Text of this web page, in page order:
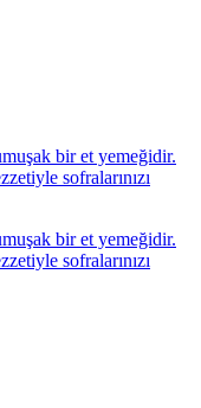
bir et yemeğidir.
sofralarınızı
bir et yemeğidir.
sofralarınızı